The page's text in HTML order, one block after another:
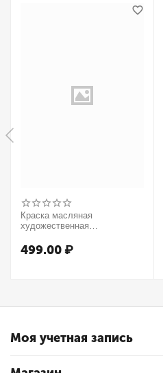
Краска масляная
художественная
37мл, туба, оранжевый
499.00₽
Моя учетная запись